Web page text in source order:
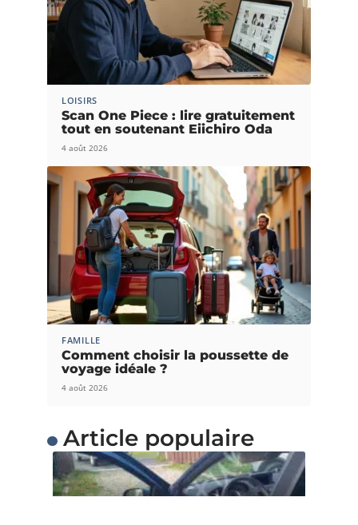
LOISIRS
Scan One Piece : lire gratuitement
tout en soutenant Eiichiro Oda
4 août 2026
FAMILLE
Comment choisir la poussette de
voyage idéale ?
4 août 2026
Article populaire
FLASH INFO